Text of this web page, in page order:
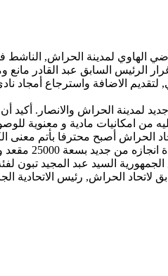
الهاوي لمدينة الحراش,
السابق عبد القادر مانع
الاضافة واسترجاع أمجاد
لمدينة الحراش والانصار.
الحراش أصبح محترفا بأتم
يتربع على مساحة 12000 متر مربع”
السيد عبد المجيد تبون
الحراش, رئيس الاتحادية